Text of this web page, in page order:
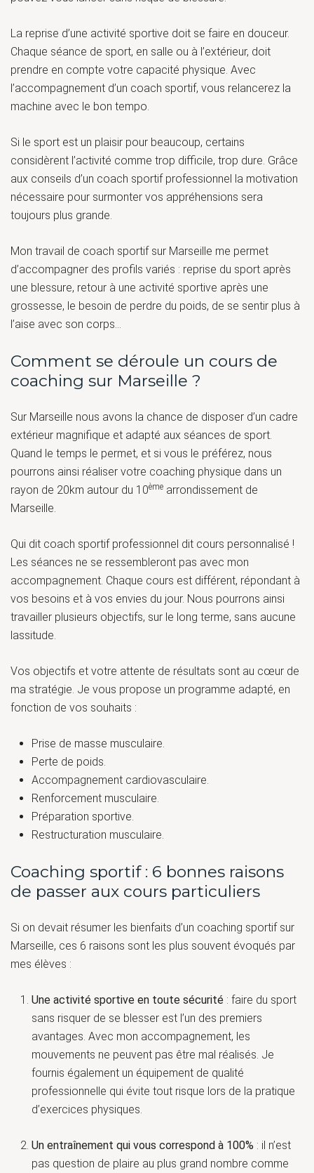
La reprise d’une activité sportive doit se faire en douceur.
Chaque séance de sport, en salle ou à l’extérieur, doit
prendre en compte votre capacité physique. Avec
l’accompagnement d’un coach sportif, vous relancerez la
machine avec le bon tempo.
Si le sport est un plaisir pour beaucoup, certains
considèrent l’activité comme trop difficile, trop dure. Grâce
aux conseils d’un coach sportif professionnel la motivation
nécessaire pour surmonter vos appréhensions sera
toujours plus grande.
Mon travail de coach sportif sur Marseille me permet
d’accompagner des profils variés : reprise du sport après
une blessure, retour à une activité sportive après une
grossesse, le besoin de perdre du poids, de se sentir plus à
l’aise avec son corps…
Comment se déroule un cours de
coaching sur Marseille ?
Sur Marseille nous avons la chance de disposer d’un cadre
extérieur magnifique et adapté aux séances de sport.
Quand le temps le permet, et si vous le préférez, nous
pourrons ainsi réaliser votre coaching physique dans un
rayon de 20km autour du 10ème arrondissement de
Marseille.
Qui dit coach sportif professionnel dit cours personnalisé !
Les séances ne se ressembleront pas avec mon
accompagnement. Chaque cours est différent, répondant à
vos besoins et à vos envies du jour. Nous pourrons ainsi
travailler plusieurs objectifs, sur le long terme, sans aucune
lassitude.
Vos objectifs et votre attente de résultats sont au cœur de
ma stratégie. Je vous propose un programme adapté, en
fonction de vos souhaits :
Prise de masse musculaire.
Perte de poids.
Accompagnement cardiovasculaire.
Renforcement musculaire.
Préparation sportive.
Restructuration musculaire.
Coaching sportif : 6 bonnes raisons
de passer aux cours particuliers
Si on devait résumer les bienfaits d’un coaching sportif sur
Marseille, ces 6 raisons sont les plus souvent évoqués par
mes élèves :
Une activité sportive en toute sécurité : faire du sport
sans risquer de se blesser est l’un des premiers
avantages. Avec mon accompagnement, les
mouvements ne peuvent pas être mal réalisés. Je
fournis également un équipement de qualité
professionnelle qui évite tout risque lors de la pratique
d’exercices physiques.
Un entraînement qui vous correspond à 100% : il n’est
pas question de plaire au plus grand nombre comme